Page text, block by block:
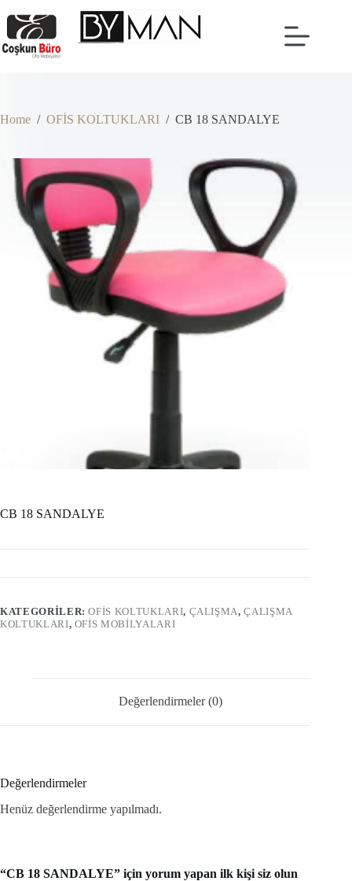
to
content
Home / OFİS KOLTUKLARI / CB 18 SANDALYE
CB 18 SANDALYE
KATEGORILER:OFİS KOLTUKLARI, ÇALIŞMA,ÇALIŞMA
KOLTUKLARI, OFIS MOBILYALARI
Değerlendirmeler (0)
Değerlendirmeler
Henüz değerlendirme yapılmadı.
“CB 18 SANDALYE” için yorum yapan ilk kişi siz olun